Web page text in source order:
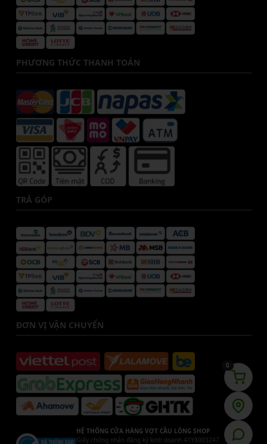
PHƯƠNG THỨC THANH TOÁN
TRẢ GÓP
ĐƠN VỊ VẬN CHUYỂN
HỆ THỐNG CỬA HÀNG VỢT CẦU LÔNG SHOP
Giấy chứng nhận đăng ký kinh doanh 41Y8003247
0